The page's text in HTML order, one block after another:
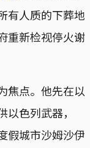
有人质的下葬地
重新检视停火谢
焦点。他先在以
色列武器，
假城市沙姆沙伊